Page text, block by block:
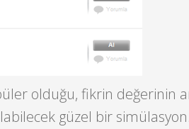
olduğu, fikrin değerinin
güzel bir simülasyon.